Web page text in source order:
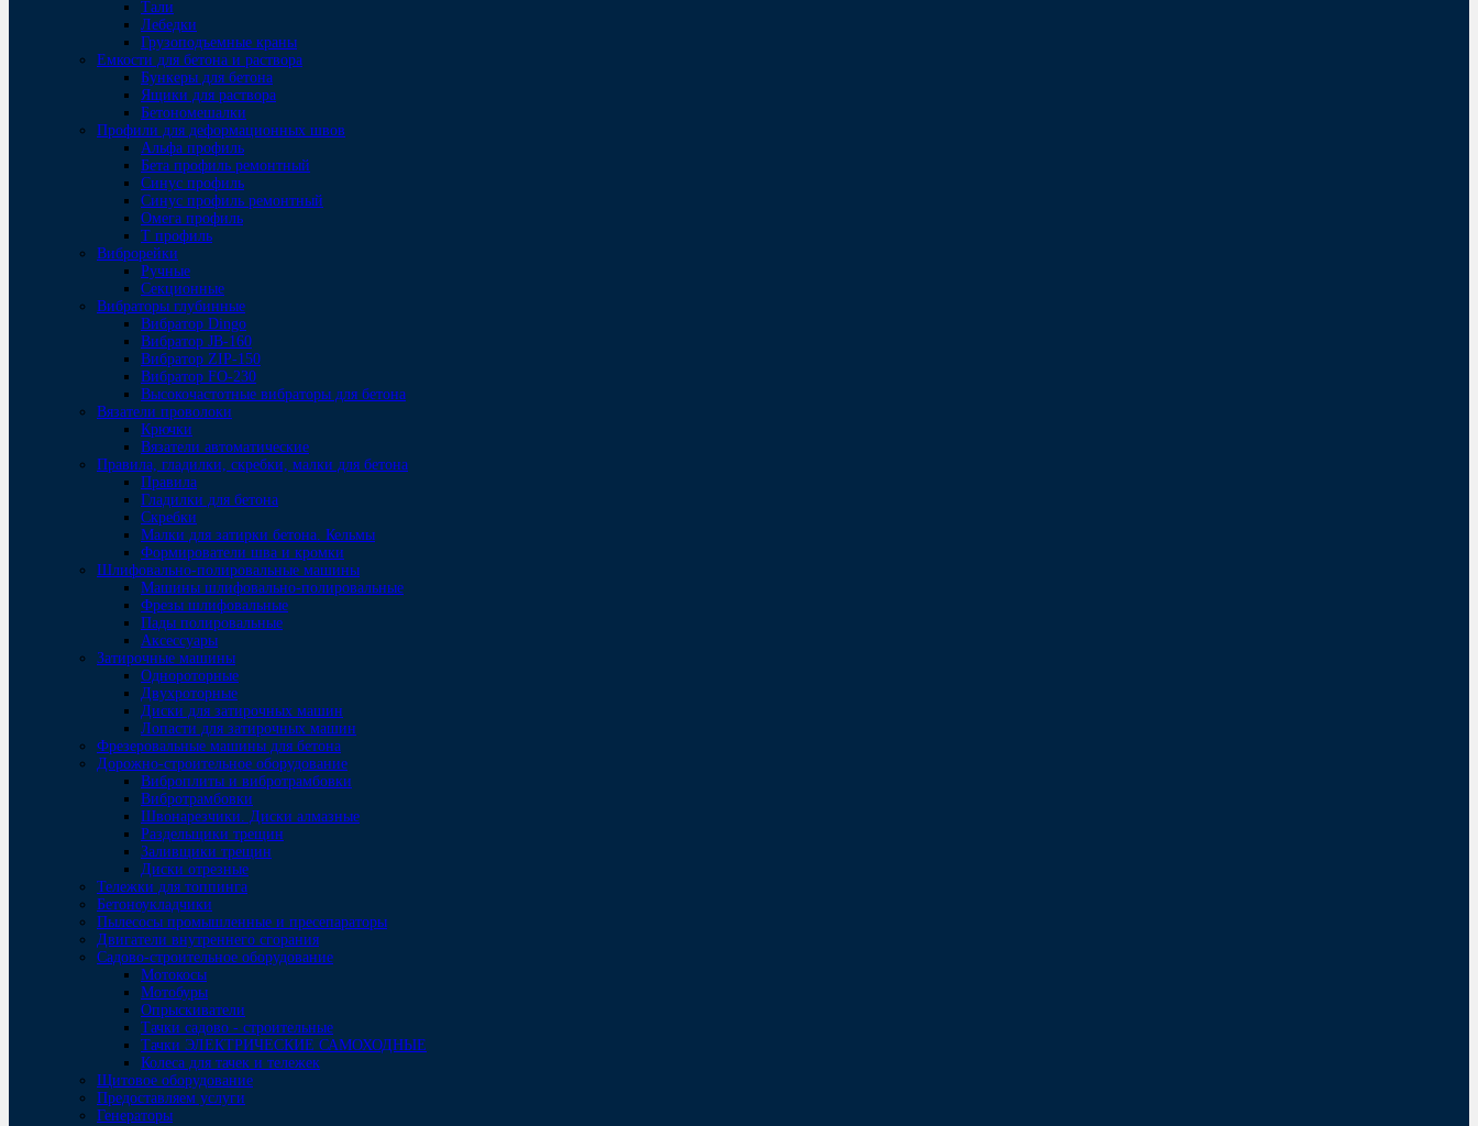
Тали
Лебедки
Грузоподъемные краны
Емкости для бетона и раствора
Бункеры для бетона
Ящики для раствора
Бетономешалки
Профили для деформационных швов
Альфа профиль
Бета профиль ремонтный
Синус профиль
Синус профиль ремонтный
Омега профиль
Т профиль
Виброрейки
Ручные
Секционные
Вибраторы глубинные
Вибратор Dingo
Вибратор JB-160
Вибратор ZIP-150
Bибратор FO-230
Высокочастотные вибраторы для бетона
Вязатели проволоки
Крючки
Вязатели автоматические
Правила, гладилки, скребки, малки для бетона
Правила
Гладилки для бетона
Скребки
Малки для затирки бетона. Кельмы
Формирователи шва и кромки
Шлифовально-полировальные машины
Машины шлифовально-полировальные
Фрезы шлифовальные
Пады полировальные
Аксессуары
Затирочные машины
Однороторные
Двухроторные
Диски для затирочных машин
Лопасти для затирочных машин
Фрезеровальные машины для бетона
Дорожно-строительное оборудование
Виброплиты и вибротрамбовки
Вибротрамбовки
Швонарезчики. Диски алмазные
Раздельщики трещин
Заливщики трещин
Диски отрезные
Тележки для топпинга
Бетоноукладчики
Пылесосы промышленные и пресепараторы
Двигатели внутреннего сгорания
Садово-строительное оборудование
Мотокосы
Мотобуры
Опрыскиватели
Тачки садово - строительные
Тачки ЭЛЕКТРИЧЕСКИЕ САМОХОДНЫЕ
Колеса для тачек и тележек
Щитовое оборудование
Предоставляем услуги
Генераторы